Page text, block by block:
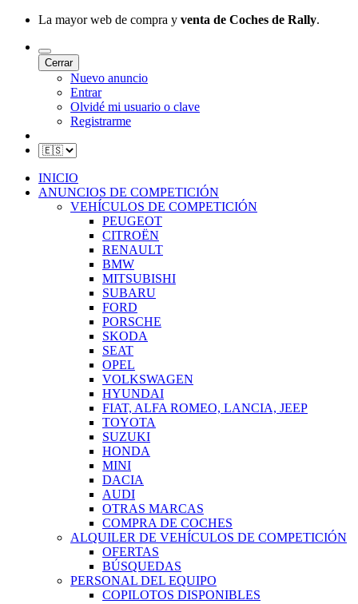
La mayor web de compra y venta de Coches de Rally.
Cerrar
Nuevo anuncio
Entrar
Olvidé mi usuario o clave
Registrarme
INICIO
ANUNCIOS DE COMPETICIÓN
VEHÍCULOS DE COMPETICIÓN
PEUGEOT
CITROËN
RENAULT
BMW
MITSUBISHI
SUBARU
FORD
PORSCHE
SKODA
SEAT
OPEL
VOLKSWAGEN
HYUNDAI
FIAT, ALFA ROMEO, LANCIA, JEEP
TOYOTA
SUZUKI
HONDA
MINI
DACIA
AUDI
OTRAS MARCAS
COMPRA DE COCHES
ALQUILER DE VEHÍCULOS DE COMPETICIÓN
OFERTAS
BÚSQUEDAS
PERSONAL DEL EQUIPO
COPILOTOS DISPONIBLES